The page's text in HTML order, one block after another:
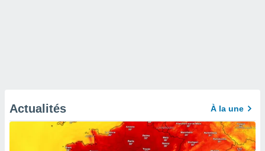
Actualités À la une